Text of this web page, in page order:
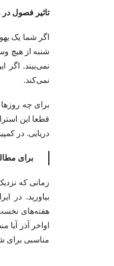
تاثیر فصول در
اگر شما یک
شنبه از هیچ
نمی‌بیند.
نمی‌کند.
برای چه
قطعا این
دریایی. در
برای
زمانی که
بیاورید. در
هفته‌های
اواخر آذر
مناسبی برای